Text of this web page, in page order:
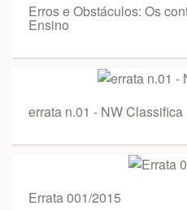
Erros e Obstáculos: Os
Ensino
errata n.01 - NW Classifica
Errata 001/2015